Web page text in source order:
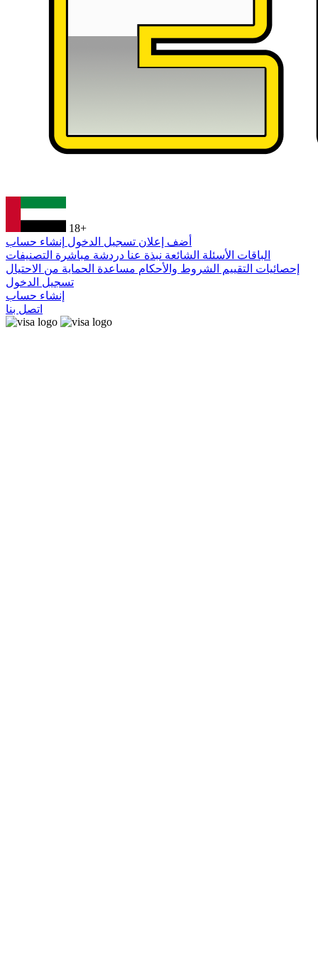
18+
أضف إعلان تسجيل الدخول إنشاء حساب
الباقات الأسئلة الشائعة نبذة عنا دردشة مباشرة التصنيفات
إحصائيات التقييم
الشروط والأحكام مساعدة الحماية من الاحتيال
تسجيل الدخول
إنشاء حساب
اتصل بنا